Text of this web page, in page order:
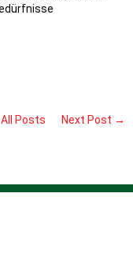
All Posts Next Post →